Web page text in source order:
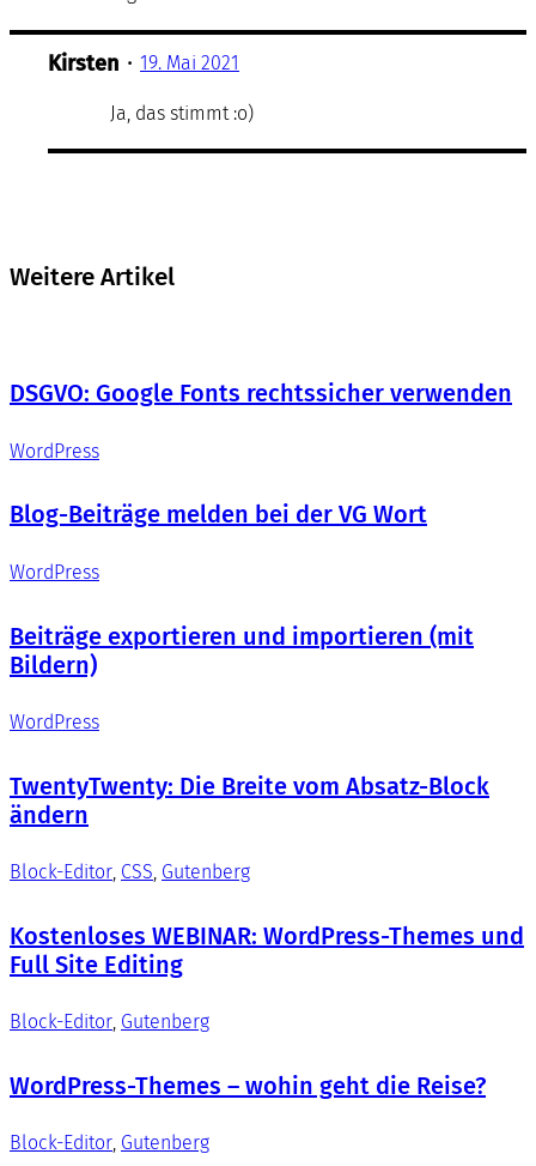
Kirsten • 19. Mai 2021
Ja, das stimmt :o)
Weitere Artikel
DSGVO: Google Fonts rechtssicher verwenden
WordPress
Blog-Beiträge melden bei der VG Wort
WordPress
Beiträge exportieren und importieren (mit
Bildern)
WordPress
TwentyTwenty: Die Breite vom Absatz-Block
ändern
Block-Editor, CSS, Gutenberg
Kostenloses WEBINAR: WordPress-Themes und
Full Site Editing
Block-Editor, Gutenberg
WordPress-Themes – wohin geht die Reise?
Block-Editor, Gutenberg